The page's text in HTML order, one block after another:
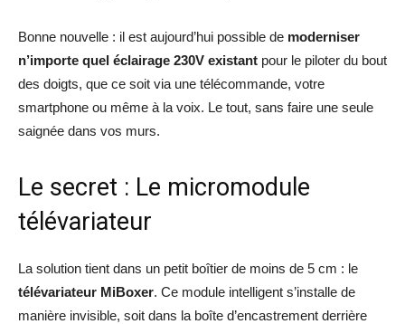
Bonne nouvelle : il est aujourd’hui possible de moderniser
n’importe quel éclairage 230V existant pour le piloter du bout
des doigts, que ce soit via une télécommande, votre
smartphone ou même à la voix. Le tout, sans faire une seule
saignée dans vos murs.
Le secret : Le micromodule
télévariateur
La solution tient dans un petit boîtier de moins de 5 cm : le
télévariateur MiBoxer. Ce module intelligent s’installe de
manière invisible, soit dans la boîte d’encastrement derrière